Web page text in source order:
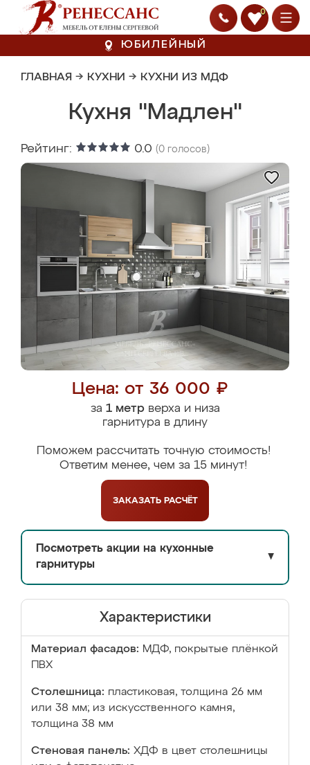
0
ЮБИЛЕЙНЫЙ
ГЛАВНАЯ → КУХНИ → КУХНИ ИЗ МДФ
Кухня "Мадлен"
Рейтинг: 0.0 (0 голосов)
Цена: от 36 000 ₽
за 1 метрверха и низа
гарнитура в длину
Поможем рассчитать точную стоимость!
Ответим менее, чем за 15 минут!
ЗАКАЗАТЬ РАСЧЁТ
Посмотреть акции на кухонные
гарнитуры
▼
Характеристики
Материал фасадов: МДФ, покрытые плёнкой
ПВХ
Столешница: пластиковая, толщина 26 мм
или 38 мм; из искусственного камня,
толщина 38 мм
Стеновая панель: ХДФ в цвет столешницы